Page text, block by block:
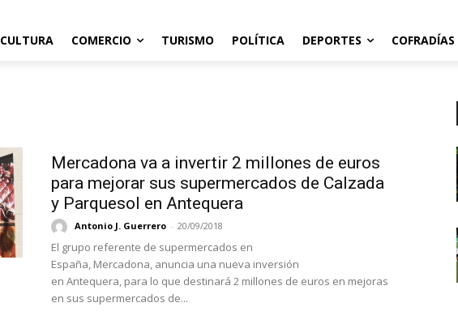
CULTURA COMERCIO TURISMO POLÍTICA DEPORTES COFRADÍAS
Mercadona va a invertir 2 millones de euros
para mejorar sus supermercados de Calzada
y Parquesol en Antequera
Antonio J. Guerrero - 20/09/2018
El grupo referente de supermercados en
España, Mercadona, anuncia una nueva inversión
en Antequera, para lo que destinará 2 millones de euros en mejoras
en sus supermercados de...